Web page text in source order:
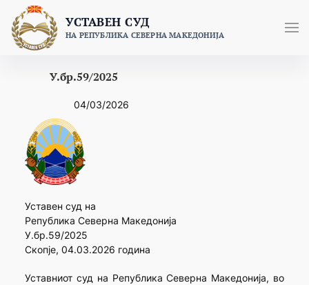
content
УСТАВЕН СУД
НА РЕПУБЛИКА СЕВЕРНА МАКЕДОНИЈА
У.бр.59/2025
04/03/2026
Уставен суд на
Република Северна Македонија
У.бр.59/2025
Скопје, 04.03.2026 година
Уставниот суд на Република Северна Македонија, во